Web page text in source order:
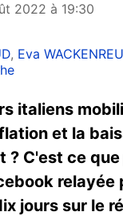
2022 à 19:30
, Eva
italiens
et la
? C'est ce
relayée
jours sur le